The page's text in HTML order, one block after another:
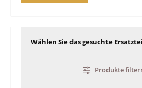
Wählen Sie das gesuchte
Produkte